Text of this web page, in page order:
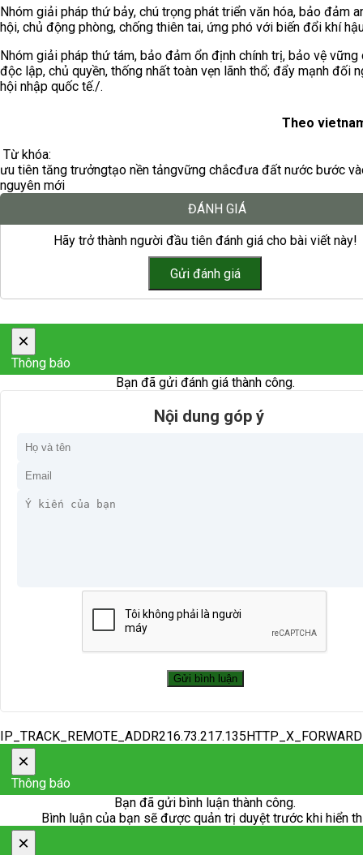
Nhóm giải pháp thứ bảy, chú trọng phát triển văn hóa, bảo đảm
hội, chủ động phòng, chống thiên tai, ứng phó với biến đổi khí
Nhóm giải pháp thứ tám, bảo đảm ổn định chính trị, bảo vệ vững
độc lập, chủ quyền, thống nhất toàn vẹn lãnh thổ; đẩy mạnh đối
hội nhập quốc tế./.
Theo
Từ khóa:
ưu tiên tăng trưởngtạo nền tảngvững chắcđưa đất nước bước
nguyên mới
ĐÁNH GIÁ
Hãy trở thành người đầu tiên đánh giá cho bài viết này!
×
Thông báo
Bạn đã gửi đánh giá thành công.
Nội dung góp ý
×
Thông báo
Bạn đã gửi bình luận thành công.
Bình luận của bạn sẽ được quản trị duyệt trước khi hiển
×